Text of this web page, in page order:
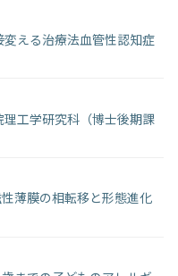
える治療法血管性認知症
工学研究科（博士後期課
薄膜の相転移と形態進化